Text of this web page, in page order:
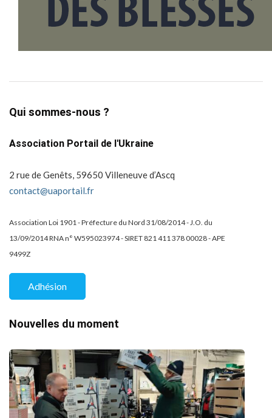
Qui sommes-nous ?
Association Portail de l'Ukraine
2 rue de Genêts, 59650 Villeneuve d’Ascq
contact@uaportail.fr
Association Loi 1901 - Préfecture du Nord 31/08/2014 - J.O. du
13/09/2014 RNA n° W595023974 - SIRET 821 411 378 00028 - APE
9499Z
Adhésion
Nouvelles du moment